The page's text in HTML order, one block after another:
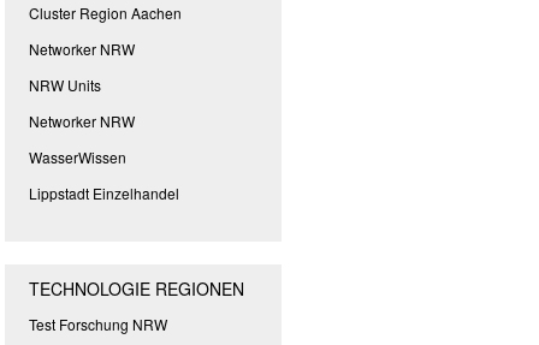
Cluster Region Aachen
Networker NRW
NRW Units
Networker NRW
WasserWissen
Lippstadt Einzelhandel
TECHNOLOGIE REGIONEN
Test Forschung NRW